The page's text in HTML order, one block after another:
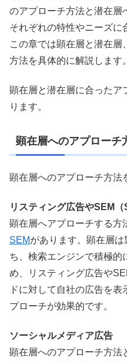
のアプローチ方法と潜在層
それぞれの特性やニーズに
この章では顕在層と潜在層
方法を具体的に解説します。
顕在層と潜在層に合ったア
ります。
顕在層へのアプローチ
顕在層へのアプローチ方法
リスティング広告やSEM
顕在層へアプローチする方
SEMがあります。顕在層
ち、検索エンジンで積極的
め、リスティング広告や
ドに対して自社の広告を
プローチが効果的です。
ソーシャルメディア広告
顕在層へのアプローチ方法